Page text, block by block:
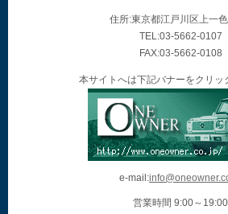
住所:東京都江戸川区上一
TEL:03-5662-0107
FAX:03-5662-0108
本サイトへは下記バナーをクリッ
e-mail:
営業時間 9:00～19:00